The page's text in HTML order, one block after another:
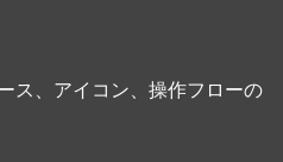
ス、アイコン、操作フローの